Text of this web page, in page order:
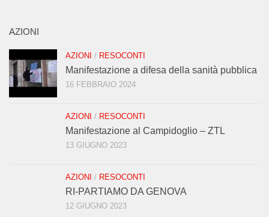
AZIONI
AZIONI / RESOCONTI
Manifestazione a difesa della sanità pubblica
16 FEBBRAIO 2024
AZIONI / RESOCONTI
Manifestazione al Campidoglio – ZTL
13 GIUGNO 2023
AZIONI / RESOCONTI
RI-PARTIAMO DA GENOVA
12 GIUGNO 2023